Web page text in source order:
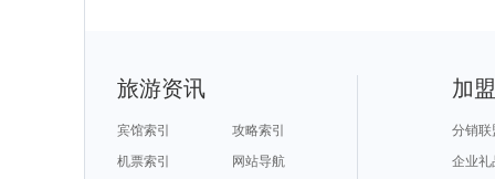
旅游资讯
宾馆索引
攻略索引
机票索引
网站导航
加
分销联
企业礼